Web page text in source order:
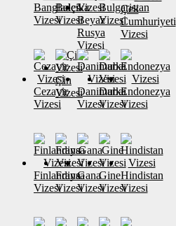
Banglades
Vizesi
Belçika
VizesiBeyaz
Rusya
Vizesi
Bulgaristan
Vizesi
Çek
Cumhuriyeti
Vizesi
Cezayir
Vizesi
Çin
VizesiDanimarka
Vizesi
Dubai
Vizesi
Endonezya
Vizesi
Finlandiya
Vizesi
Fransa
Vizesi
Gana
Vizesi
Gine
Vizesi
Hindistan
Vizesi